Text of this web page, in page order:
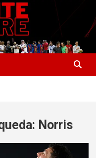
deportivo.
Norris